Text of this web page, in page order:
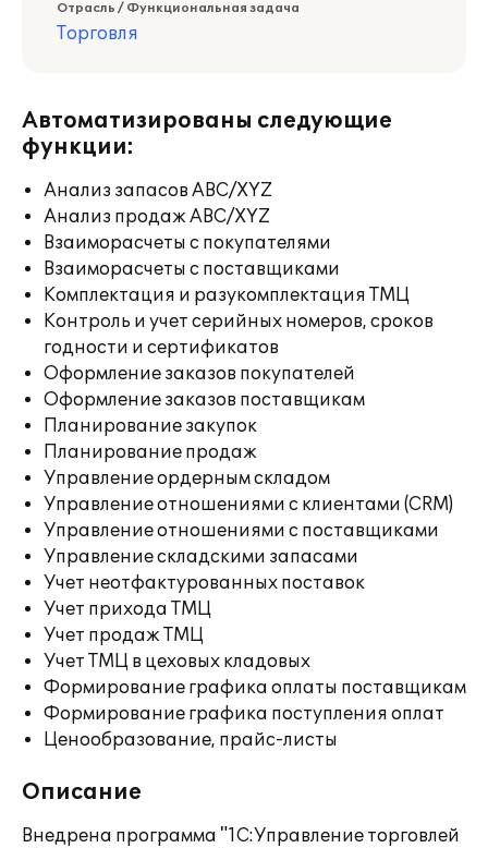
Отрасль / Функциональная задача
Торговля
Автоматизированы следующие
функции:
Анализ запасов ABC/XYZ
Анализ продаж ABC/XYZ
Взаиморасчеты с покупателями
Взаиморасчеты с поставщиками
Комплектация и разукомплектация ТМЦ
Контроль и учет серийных номеров, сроков
годности и сертификатов
Оформление заказов покупателей
Оформление заказов поставщикам
Планирование закупок
Планирование продаж
Управление ордерным складом
Управление отношениями с клиентами (CRM)
Управление отношениями с поставщиками
Управление складскими запасами
Учет неотфактурованных поставок
Учет прихода ТМЦ
Учет продаж ТМЦ
Учет ТМЦ в цеховых кладовых
Формирование графика оплаты поставщикам
Формирование графика поступления оплат
Ценообразование, прайс-листы
Описание
Внедрена программа "1С:Управление торговлей